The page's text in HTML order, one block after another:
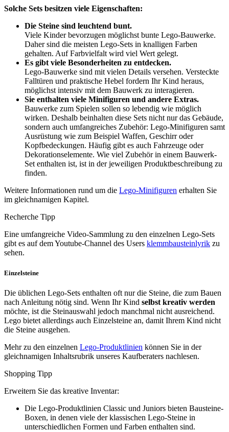
Solche Sets besitzen viele Eigenschaften:
Die Steine sind leuchtend bunt.
Viele Kinder bevorzugen möglichst bunte Lego-Bauwerke.
Daher sind die meisten Lego-Sets in knalligen Farben
gehalten. Auf Farbvielfalt wird viel Wert gelegt.
Es gibt viele Besonderheiten zu entdecken.
Lego-Bauwerke sind mit vielen Details versehen. Versteckte
Falltüren und praktische Hebel fordern Ihr Kind heraus,
möglichst intensiv mit dem Bauwerk zu interagieren.
Sie enthalten viele Minifiguren und andere Extras.
Bauwerke zum Spielen sollen so lebendig wie möglich
wirken. Deshalb beinhalten diese Sets nicht nur das Gebäude,
sondern auch umfangreiches Zubehör: Lego-Minifiguren samt
Ausrüstung wie zum Beispiel Waffen, Geschirr oder
Kopfbedeckungen. Häufig gibt es auch Fahrzeuge oder
Dekorationselemente. Wie viel Zubehör in einem Bauwerk-
Set enthalten ist, ist in der jeweiligen Produktbeschreibung zu
finden.
Weitere Informationen rund um die Lego-Minifiguren erhalten Sie
im gleichnamigen Kapitel.
Recherche Tipp
Eine umfangreiche Video-Sammlung zu den einzelnen Lego-Sets
gibt es auf dem Youtube-Channel des Users klemmbausteinlyrik zu
sehen.
Einzelsteine
Die üblichen Lego-Sets enthalten oft nur die Steine, die zum Bauen
nach Anleitung nötig sind. Wenn Ihr Kind selbst kreativ werden
möchte, ist die Steinauswahl jedoch manchmal nicht ausreichend.
Lego bietet allerdings auch Einzelsteine an, damit Ihrem Kind nicht
die Steine ausgehen.
Mehr zu den einzelnen Lego-Produktlinien können Sie in der
gleichnamigen Inhaltsrubrik unseres Kaufberaters nachlesen.
Shopping Tipp
Erweitern Sie das kreative Inventar:
Die Lego-Produktlinien Classic und Juniors bieten Bausteine-
Boxen, in denen viele der klassischen Lego-Steine in
unterschiedlichen Formen und Farben enthalten sind.